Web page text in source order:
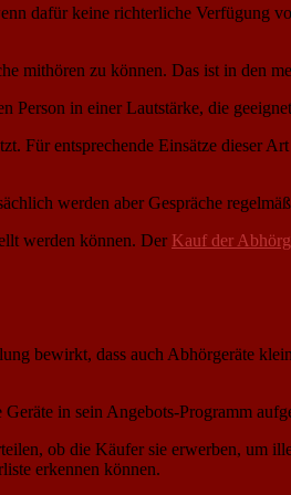
dafür keine richterliche Verfügung
mithören zu können. Das ist in den
in einer Lautstärke, die
Für entsprechende Einsätze dieser
werden aber Gespräche
werden können. Der Kauf der
bewirkt, dass auch Abhörgeräte
in sein Angebots-Programm
ob die Käufer sie erwerben, um
erkennen können.